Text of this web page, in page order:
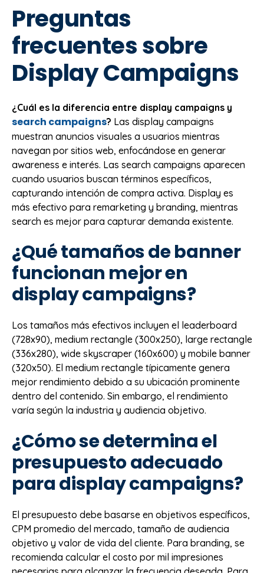
Preguntas
frecuentes sobre
Display Campaigns
¿Cuál es la diferencia entre display campaigns y
search campaigns? Las display campaigns
muestran anuncios visuales a usuarios mientras
navegan por sitios web, enfocándose en generar
awareness e interés. Las search campaigns aparecen
cuando usuarios buscan términos específicos,
capturando intención de compra activa. Display es
más efectivo para remarketing y branding, mientras
search es mejor para capturar demanda existente.
¿Qué tamaños de banner
funcionan mejor en
display campaigns?
Los tamaños más efectivos incluyen el leaderboard
(728x90), medium rectangle (300x250), large rectangle
(336x280), wide skyscraper (160x600) y mobile banner
(320x50). El medium rectangle típicamente genera
mejor rendimiento debido a su ubicación prominente
dentro del contenido. Sin embargo, el rendimiento
varía según la industria y audiencia objetivo.
¿Cómo se determina el
presupuesto adecuado
para display campaigns?
El presupuesto debe basarse en objetivos específicos,
CPM promedio del mercado, tamaño de audiencia
objetivo y valor de vida del cliente. Para branding, se
recomienda calcular el costo por mil impresiones